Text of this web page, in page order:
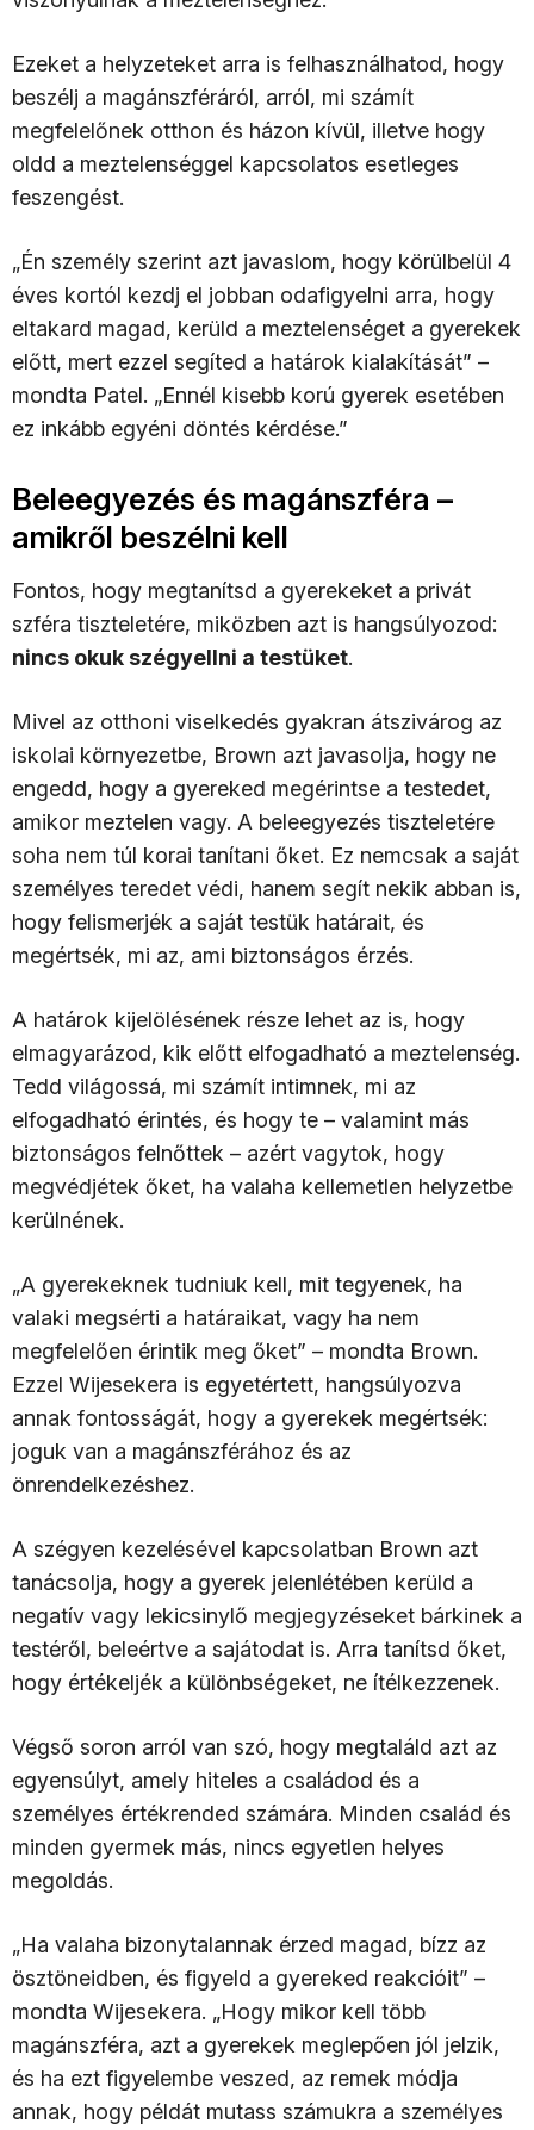
Ezeket a helyzeteket arra is felhasználhatod, hogy
beszélj a magánszféráról, arról, mi számít
megfelelőnek otthon és házon kívül, illetve hogy
oldd a meztelenséggel kapcsolatos esetleges
feszengést.
„Én személy szerint azt javaslom, hogy körülbelül 4
éves kortól kezdj el jobban odafigyelni arra, hogy
eltakard magad, kerüld a meztelenséget a gyerekek
előtt, mert ezzel segíted a határok kialakítását” –
mondta Patel. „Ennél kisebb korú gyerek esetében
ez inkább egyéni döntés kérdése.”
Beleegyezés és magánszféra –
amikről beszélni kell
Fontos, hogy megtanítsd a gyerekeket a privát
szféra tiszteletére, miközben azt is hangsúlyozod:
nincs okuk szégyellni a testüket.
Mivel az otthoni viselkedés gyakran átszivárog az
iskolai környezetbe, Brown azt javasolja, hogy ne
engedd, hogy a gyereked megérintse a testedet,
amikor meztelen vagy. A beleegyezés tiszteletére
soha nem túl korai tanítani őket. Ez nemcsak a saját
személyes teredet védi, hanem segít nekik abban is,
hogy felismerjék a saját testük határait, és
megértsék, mi az, ami biztonságos érzés.
A határok kijelölésének része lehet az is, hogy
elmagyarázod, kik előtt elfogadható a meztelenség.
Tedd világossá, mi számít intimnek, mi az
elfogadható érintés, és hogy te – valamint más
biztonságos felnőttek – azért vagytok, hogy
megvédjétek őket, ha valaha kellemetlen helyzetbe
kerülnének.
„A gyerekeknek tudniuk kell, mit tegyenek, ha
valaki megsérti a határaikat, vagy ha nem
megfelelően érintik meg őket” – mondta Brown.
Ezzel Wijesekera is egyetértett, hangsúlyozva
annak fontosságát, hogy a gyerekek megértsék:
joguk van a magánszférához és az
önrendelkezéshez.
A szégyen kezelésével kapcsolatban Brown azt
tanácsolja, hogy a gyerek jelenlétében kerüld a
negatív vagy lekicsinylő megjegyzéseket bárkinek a
testéről, beleértve a sajátodat is. Arra tanítsd őket,
hogy értékeljék a különbségeket, ne ítélkezzenek.
Végső soron arról van szó, hogy megtaláld azt az
egyensúlyt, amely hiteles a családod és a
személyes értékrended számára. Minden család és
minden gyermek más, nincs egyetlen helyes
megoldás.
„Ha valaha bizonytalannak érzed magad, bízz az
ösztöneidben, és figyeld a gyereked reakcióit” –
mondta Wijesekera. „Hogy mikor kell több
magánszféra, azt a gyerekek meglepően jól jelzik,
és ha ezt figyelembe veszed, az remek módja
annak, hogy példát mutass számukra a személyes